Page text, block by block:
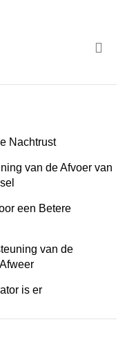
Nachtrust
van de Afvoer van
een Betere
van de
is er